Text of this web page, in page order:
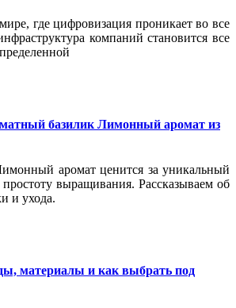
где цифровизация проникает во все
компаний становится все
базилик Лимонный аромат из
аромат ценится за уникальный
выращивания. Рассказываем об
и ухода.
материалы и как выбрать под